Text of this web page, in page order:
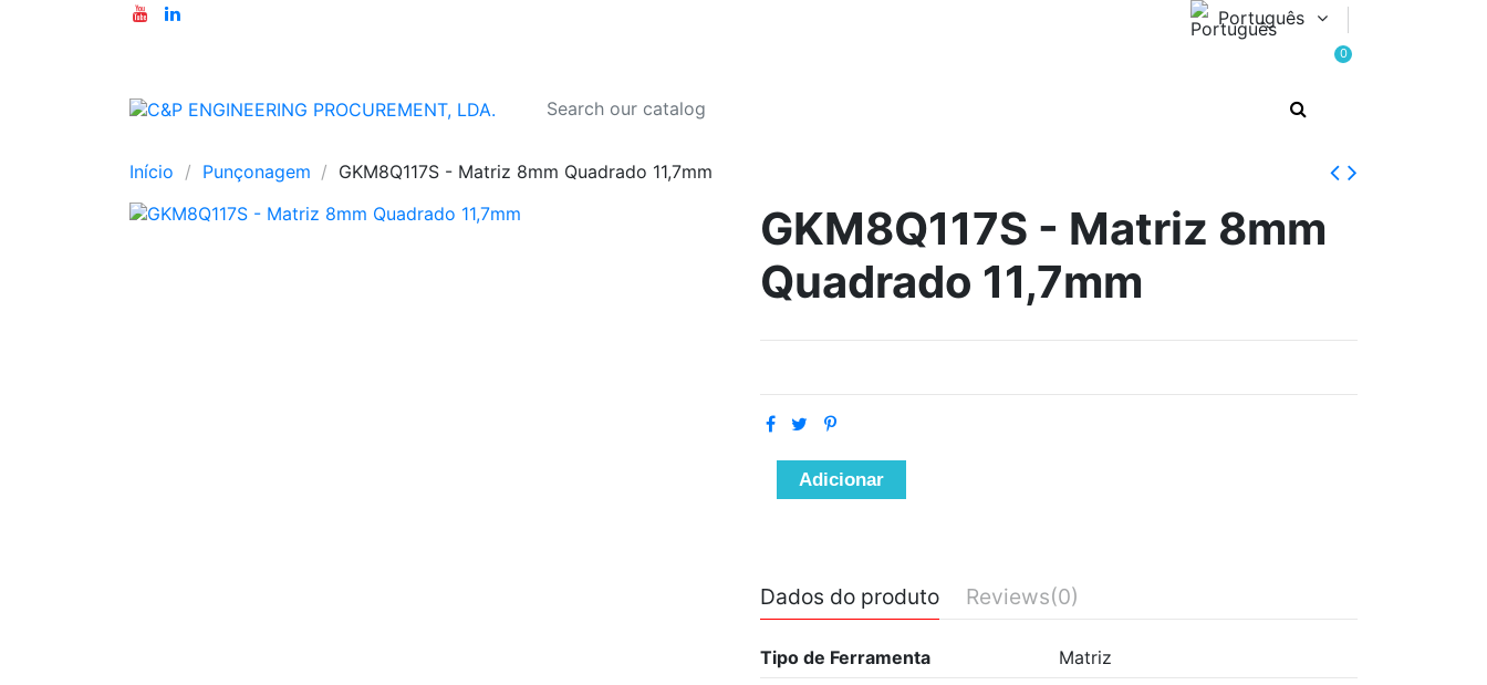
Português
0
Início Punçonagem GKM8Q117S - Matriz 8mm Quadrado 11,7mm
GKM8Q117S - Matriz 8mm
Quadrado 11,7mm
Adicionar
Dados do produto Reviews(0)
Tipo de Ferramenta
Matriz